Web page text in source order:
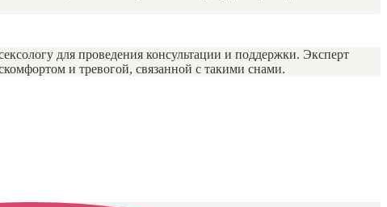
для проведения консультации и поддержки. Эксперт
и тревогой, связанной с такими снами.